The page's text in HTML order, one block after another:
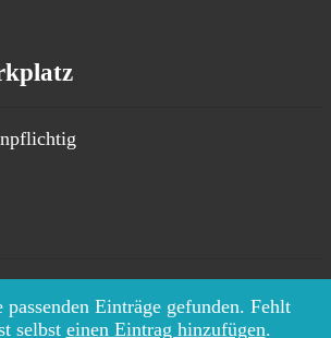
Einträge gefunden. Fehlt
selbst einen Eintrag hinzufügen.